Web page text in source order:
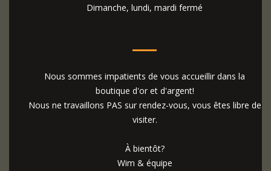
Dimanche, lundi, mardi fermé
Nous sommes impatients de vous accueillir dans la
boutique d'or et d'argent!
Nous ne travaillons PAS sur rendez-vous, vous êtes libre de
visiter.
À bientôt?
Wim & équipe